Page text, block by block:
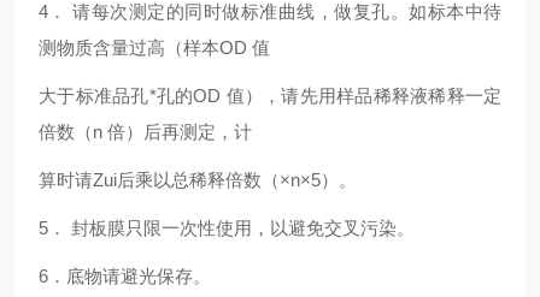
4 ． 请每次测定的同时做标准曲线，做复孔。如标本中待
测物质含量过高（样本OD 值
大于标准品孔*孔的OD 值），请先用样品稀释液稀释一定
倍数（n 倍）后再测定，计
算时请Zui后乘以总稀释倍数（×n×5）。
5 ． 封板膜只限一次性使用，以避免交叉污染。
6 ．底物请避光保存。